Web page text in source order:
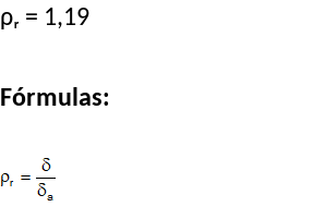
ρᵣ = 1,19
Fórmulas: